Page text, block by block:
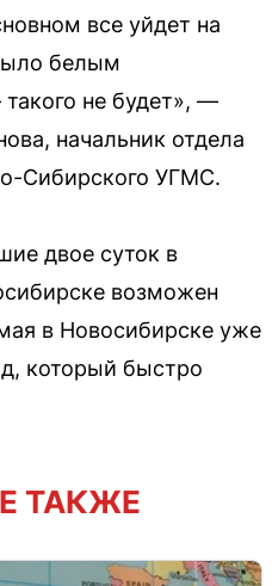
все уйдет на
белым
не будет», —
начальник отдела
Сибирского УГМС.
двое суток в
возможен
в Новосибирске уже
который быстро
ТАКЖЕ